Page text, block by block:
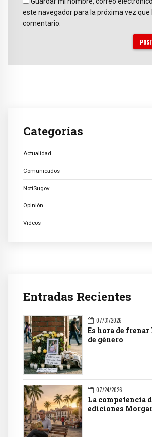
este navegador para la próxima vez que
comentario.
Categorías
Actualidad
Comunicados
NotiSugov
Opinión
Videos
Entradas Recientes
07/31/2026
Es hora de
de género
07/24/2026
La competencia
ediciones